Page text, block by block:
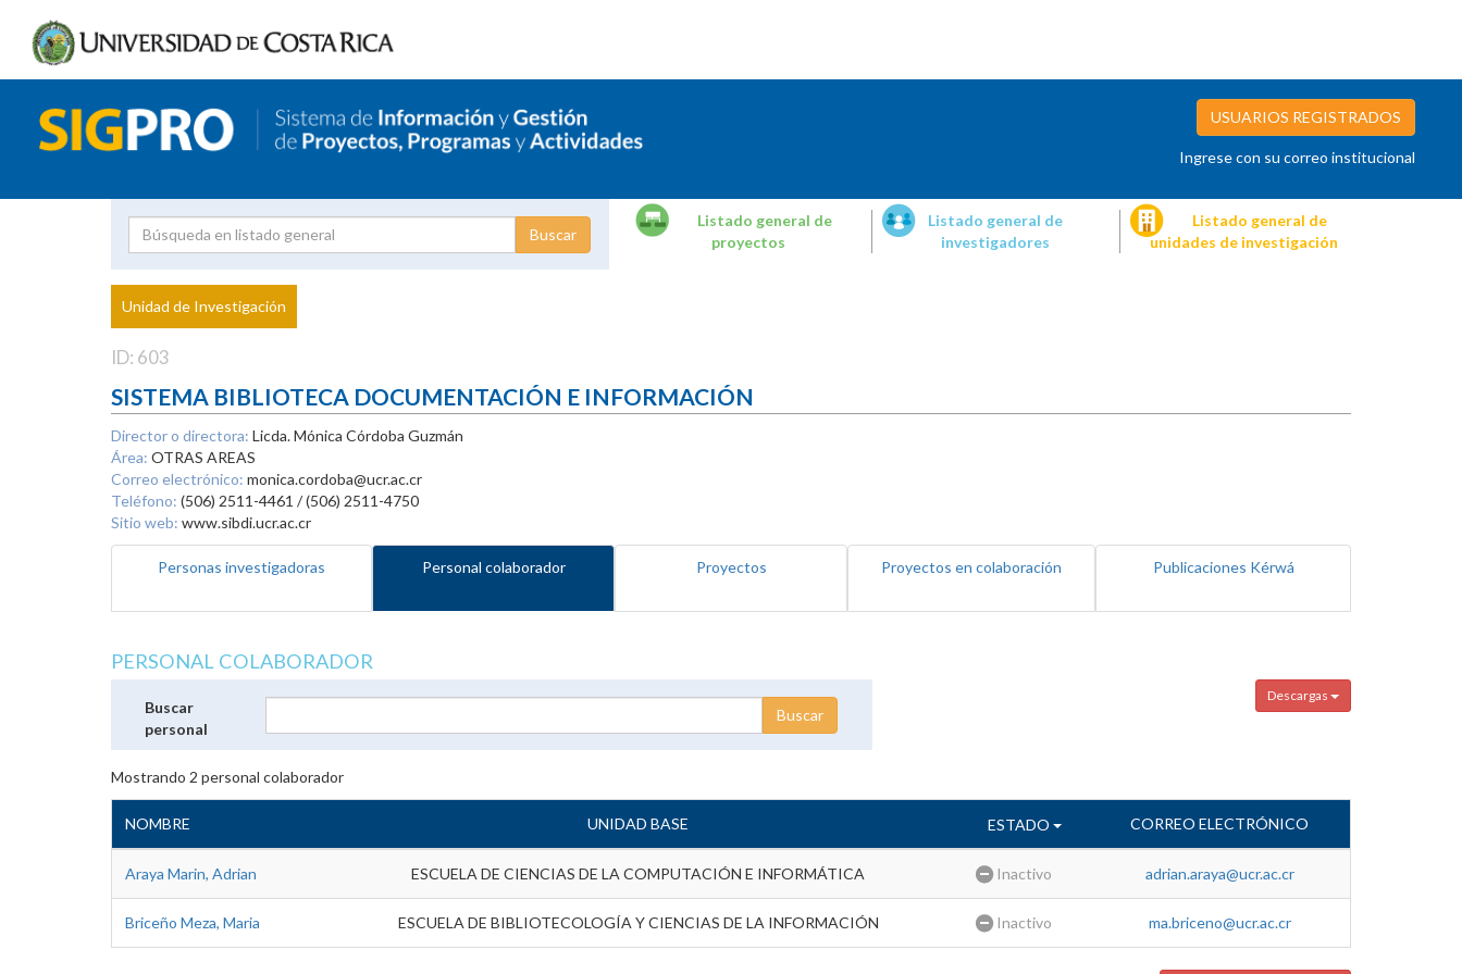
USUARIOS REGISTRADOS
Ingrese con su correo institucional
Proyecto
Investigador
Listado general de
proyectos
Listado general de
investigadores
Listado general de
unidades de investigación
Unidad de Investigación
ID: 603
SISTEMA BIBLIOTECA DOCUMENTACIÓN E INFORMACIÓN
Director o directora: Licda. Mónica Córdoba Guzmán
Área: OTRAS AREAS
Correo electrónico: monica.cordoba@ucr.ac.cr
Teléfono: (506) 2511-4461 / (506) 2511-4750
Sitio web: www.sibdi.ucr.ac.cr
Personas investigadoras Personal colaborador Proyectos Proyectos en colaboración Publicaciones Kérwá
PERSONAL COLABORADOR
Descargas
Buscar
personal
Mostrando 2 personal colaborador
NOMBRE UNIDAD BASE ESTADO CORREO ELECTRÓNICO
Araya Marin, Adrian ESCUELA DE CIENCIAS DE LA COMPUTACIÓN E INFORMÁTICA Inactivo adrian.araya@ucr.ac.cr
Briceño Meza, Maria ESCUELA DE BIBLIOTECOLOGÍA Y CIENCIAS DE LA INFORMACIÓN Inactivo ma.briceno@ucr.ac.cr